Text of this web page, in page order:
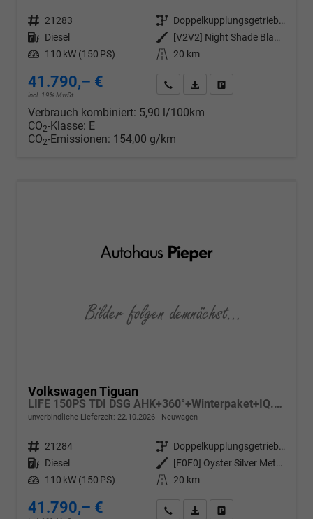
Fahrzeugnr. 21283 Getriebe
Doppelkupplungsgetriebe (DSG)
Kraftstoff Diesel Außenfarbe
[V2V2] Night Shade Blau Metallic
Leistung 110 kW (150 PS) Kilometerstand 20 km
41.790,– €
incl. 19% MwSt.
Wir rufen Sie anPDF-Datei, Fahrzeugexposé
Verbrauch kombiniert: 5,90 l/100km
CO2-Klasse: E
CO2-Emissionen: 154,00 g/km
Volkswagen Tiguan
LIFE 150PS TDI DSG AHK+360°+Winterpaket+IQ.Drive+Alarm+ACC+App-Connect
unverbindliche Lieferzeit: 22.10.2026 Neuwagen
Fahrzeugnr. 21284 Getriebe
Doppelkupplungsgetriebe (DSG)
Kraftstoff Diesel Außenfarbe
[F0F0] Oyster Silver Metallic
Leistung 110 kW (150 PS) Kilometerstand 20 km
41.790,– € Wir rufen Sie anPDF-Datei, Fahrzeugexposé